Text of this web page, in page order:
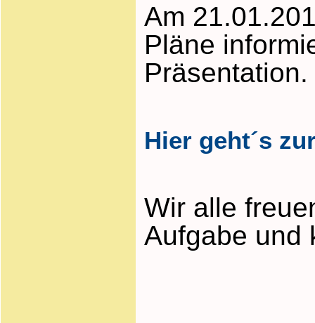
Am
Pläne
Präsentation.
Hier geht´s
Wir alle
Aufgabe und